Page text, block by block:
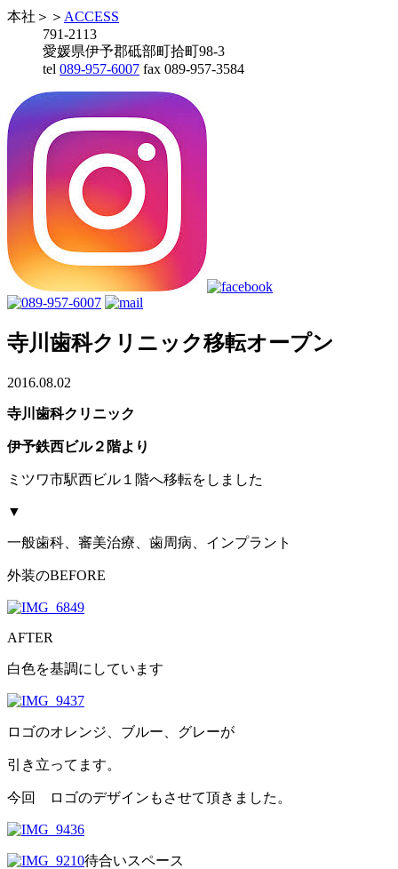
本社 ＞＞ ACCESS
791-2113
愛媛県伊予郡砥部町拾町98-3
tel 089-957-6007 fax 089-957-3584
寺川歯科クリニック移転オープン
2016.08.02
寺川歯科クリニック
伊予鉄西ビル２階より
ミツワ市駅西ビル１階へ移転をしました
▼
一般歯科、審美治療、歯周病、インプラント
外装のBEFORE
AFTER
白色を基調にしています
ロゴのオレンジ、ブルー、グレーが
引き立ってます。
今回 ロゴのデザインもさせて頂きました。
待合いスペース